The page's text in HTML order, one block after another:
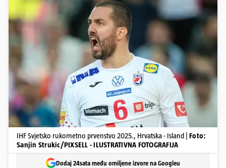
IHF Svjetsko rukometno prvenstvo 2025., Hrvatska - Island | Foto:
Sanjin Strukic/PIXSELL - ILUSTRATIVNA FOTOGRAFIJA
Dodaj 24sata među omiljene izvore na Googleu